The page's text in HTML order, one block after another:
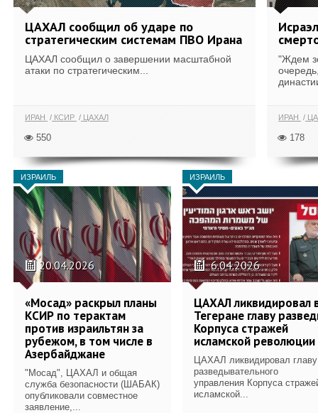
ЦАХАЛ сообщил об ударе по
стратегическим системам ПВО Ирана
ЦАХАЛ сообщил о завершении масштабной
атаки по стратегическим...
ИРАН КСИР ЦАХАЛ
550
"Ждем
ИРАН
178
ИЗРАИЛЬ
20.04.2026
«Мосад» раскрыл планы
КСИР по терактам
против израильтян за
рубежом, в том числе в
Азербайджане
"Мосад", ЦАХАЛ и общая
служба безопасности (ШАБАК)
опубликовали совместное
заявление,...
ИЗРАИЛЬ
6.04.2026
ЦАХАЛ ликвидировал
Тегеране главу
Корпуса стражей
исламской революции
ЦАХАЛ ликвидировал главу
разведывательного
управления Корпуса
исламской...